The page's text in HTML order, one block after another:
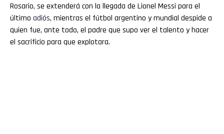
Rosario, se extenderá con la llegada de Lionel Messi para el
último adiós, mientras el fútbol argentino y mundial despide a
quien fue, ante todo, el padre que supo ver el talento y hacer
el sacrificio para que explotara.